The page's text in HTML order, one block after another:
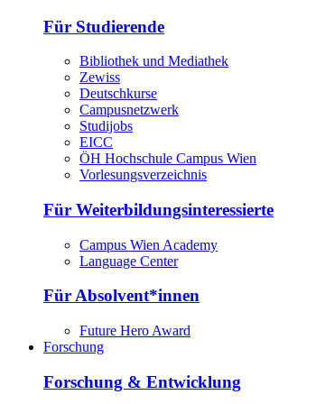
Für Studierende
Bibliothek und Mediathek
Zewiss
Deutschkurse
Campusnetzwerk
Studijobs
EICC
ÖH Hochschule Campus Wien
Vorlesungsverzeichnis
Für Weiterbildungsinteressierte
Campus Wien Academy
Language Center
Für Absolvent*innen
Future Hero Award
Forschung
Forschung & Entwicklung